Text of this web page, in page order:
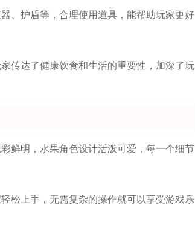
、护盾等，合理使用道具，能帮助玩家更好
传达了健康饮食和生活的重要性，加深了玩
鲜明，水果角色设计活泼可爱，每一个细节
松上手，无需复杂的操作就可以享受游戏乐